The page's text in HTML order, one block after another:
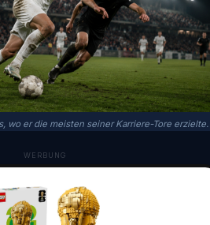
wo er die meisten seiner Karriere-Tore erzielte.
WERBUNG